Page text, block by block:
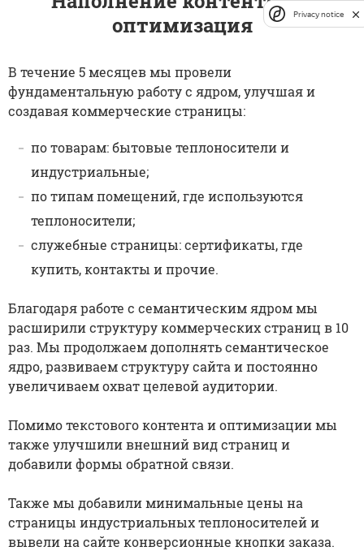
оптимизация
В течение 5 месяцев мы провели
фундаментальную работу с ядром, улучшая и
создавая коммерческие страницы:
по товарам: бытовые теплоносители и
индустриальные;
по типам помещений, где используются
теплоносители;
служебные страницы: сертификаты, где
купить, контакты и прочие.
Благодаря работе с семантическим ядром мы
расширили структуру коммерческих страниц в 10
раз. Мы продолжаем дополнять семантическое
ядро, развиваем структуру сайта и постоянно
увеличиваем охват целевой аудитории.
Помимо текстового контента и оптимизации мы
также улучшили внешний вид страниц и
добавили формы обратной связи.
Также мы добавили минимальные цены на
страницы индустриальных теплоносителей и
вывели на сайте конверсионные кнопки заказа.
Privacy notice